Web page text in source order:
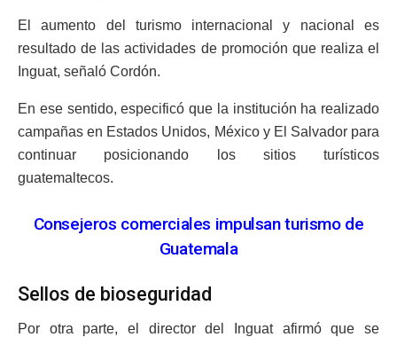
El aumento del turismo internacional y nacional es
resultado de las actividades de promoción que realiza el
Inguat, señaló Cordón.
En ese sentido, especificó que la institución ha realizado
campañas en Estados Unidos, México y El Salvador para
continuar posicionando los sitios turísticos
guatemaltecos.
Consejeros comerciales impulsan turismo de
Guatemala
Sellos de bioseguridad
Por otra parte, el director del Inguat afirmó que se